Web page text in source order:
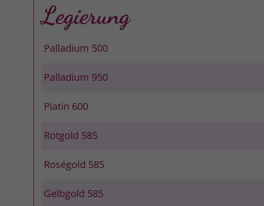
Legierung
Palladium 500
Palladium 950
Platin 600
Rotgold 585
Roségold 585
Gelbgold 585